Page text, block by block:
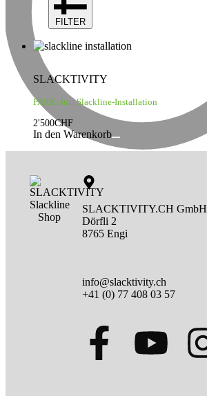
FILTER
SLACKTIVITY
PARK-3m | Slackline-Installation
2'500CHF
In den Warenkorb
SLACKTIVITY.CH GmbH
Dörfli 2
8765 Engi
info@slacktivity.ch
+41 (0) 77 408 03 57